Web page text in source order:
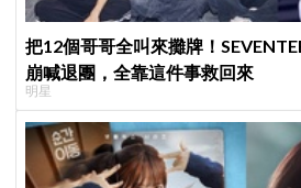
把12個哥哥全叫來攤牌！
崩喊退團，全靠這件事救回來
明星